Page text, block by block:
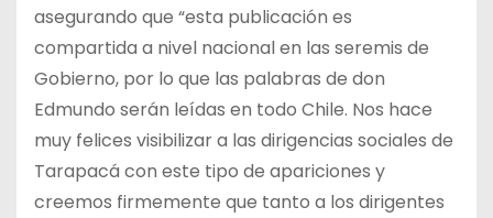
asegurando que “esta publicación es
compartida a nivel nacional en las seremis de
Gobierno, por lo que las palabras de don
Edmundo serán leídas en todo Chile. Nos hace
muy felices visibilizar a las dirigencias sociales de
Tarapacá con este tipo de apariciones y
creemos firmemente que tanto a los dirigentes